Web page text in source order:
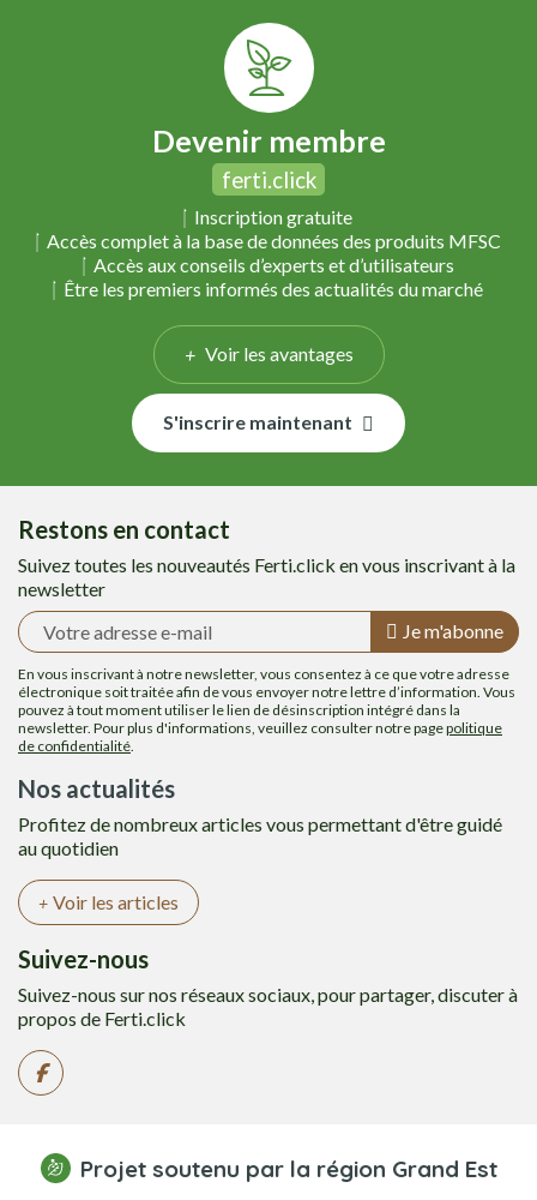
Devenir membre
ferti.click
Inscription gratuite
Accès complet à la base de données des produits MFSC
Accès aux conseils d’experts et d’utilisateurs
Être les premiers informés des actualités du marché
Voir les avantages
S'inscrire maintenant
Restons en contact
Suivez toutes les nouveautés Ferti.click en vous inscrivant à la
newsletter
Je m'abonne
En vous inscrivant à notre newsletter, vous consentez à ce que votre adresse
électronique soit traitée afin de vous envoyer notre lettre d’information. Vous
pouvez à tout moment utiliser le lien de désinscription intégré dans la
newsletter. Pour plus d'informations, veuillez consulter notre pagepolitique
de confidentialité
Nos actualités
Profitez de nombreux articles vous permettant d'être guidé
au quotidien
Voir les articles
Suivez-nous
Suivez-nous sur nos réseaux sociaux, pour partager, discuter à
propos de Ferti.click
Projet soutenu par la région Grand Est